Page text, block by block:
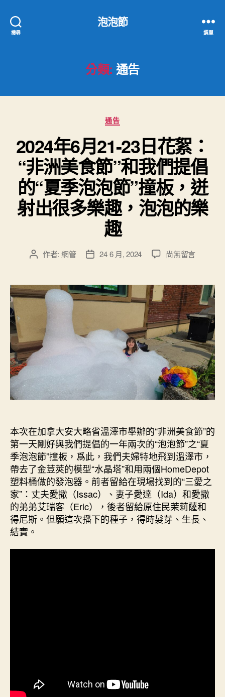
搜尋
泡泡節
選單
分類: 通告
分
類
通告
2024年6月21-23日花絮：
“非洲美食節”和我們提倡
的“夏季泡泡節”撞板，迸
射出很多樂趣，泡泡的樂
趣
文
者
作者: 網管
文
佈
日
24 6 月, 2024
在
6
月
21-
23
日
花
絮：
“非
洲
美
食
我
們
提
倡
的
“夏
季
泡
泡
板，
尚無留言
本次在加拿大安大略省溫澤市舉辦的“非洲美食節”的
第一天剛好與我們提倡的一年兩次的“泡泡節”之“夏
季泡泡節”撞板，爲此，我們夫婦特地飛到溫澤市，
帶去了金荳莢的模型“水晶塔”和用兩個HomeDepot
塑料桶做的發泡器。前者留給在現場找到的“三愛之
家”：丈夫愛撒（Issac）、妻子愛達（Ida）和愛撒
的弟弟艾瑞客（Eric），後者留給原住民茉莉薩和
得尼斯。但願這次播下的種子，得時髮芽、生長、
結實。